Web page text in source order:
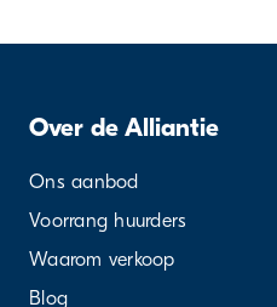
Over de Alliantie
Ons aanbod
Voorrang huurders
Waarom verkoop
Blog